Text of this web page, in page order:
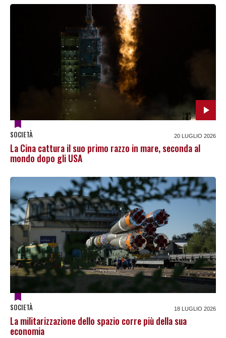
SOCIETÀ 20 LUGLIO 2026
La Cina cattura il suo primo razzo in mare, seconda al
mondo dopo gli USA
SOCIETÀ 18 LUGLIO 2026
La militarizzazione dello spazio corre più della sua
economia